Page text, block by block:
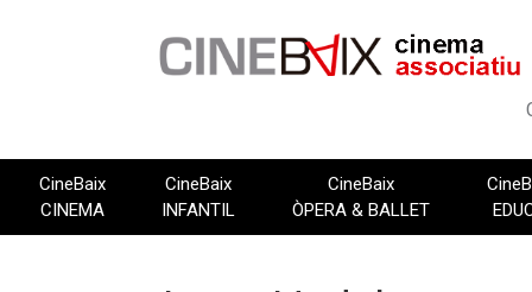
CineBaix
CINEMA
CineBaix
INFANTIL
CineBaix
ÒPERA & BALLET